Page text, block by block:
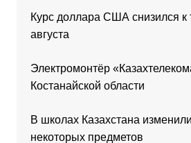
Курс доллара США снизился к
августа
Электромонтёр
Костанайской области
В школах Казахстана
некоторых предметов